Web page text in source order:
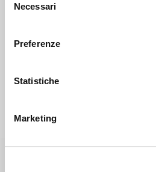
delNecessari
Preferenze
Statistiche
Marketing